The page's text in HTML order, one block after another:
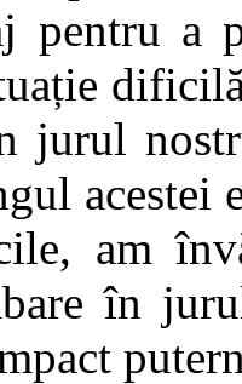
pentru a
jurul
acestei
am
în